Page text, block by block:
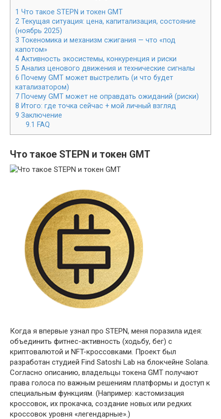
1 Что такое STEPN и токен GMT
2 Текущая ситуация: цена, капитализация, состояние
(ноябрь 2025)
3 Токеномика и механизм сжигания — что «под
капотом»
4 Активность экосистемы, конкуренция и риски
5 Анализ ценового движения и технические сигналы
6 Почему GMT может выстрелить (и что будет
катализатором)
7 Почему GMT может не оправдать ожиданий (риски)
8 Итого: где точка сейчас + мой личный взгляд
9 Заключение
9.1 FAQ
Что такое STEPN и токен GMT
Когда я впервые узнал про STEPN, меня поразила идея:
объединить фитнес-активность (ходьбу, бег) с
криптовалютой и NFT-кроссовками. Проект был
разработан студией Find Satoshi Lab на блокчейне Solana.
Согласно описанию, владельцы токена GMT получают
права голоса по важным решениям платформы и доступ к
специальным функциям. (Например: кастомизация
кроссовок, их прокачка, создание новых или редких
кроссовок уровня «легендарные».)